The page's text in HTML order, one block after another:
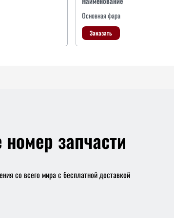
Основная фара
Заказать
запчасти
со всего мира с бесплатной доставкой